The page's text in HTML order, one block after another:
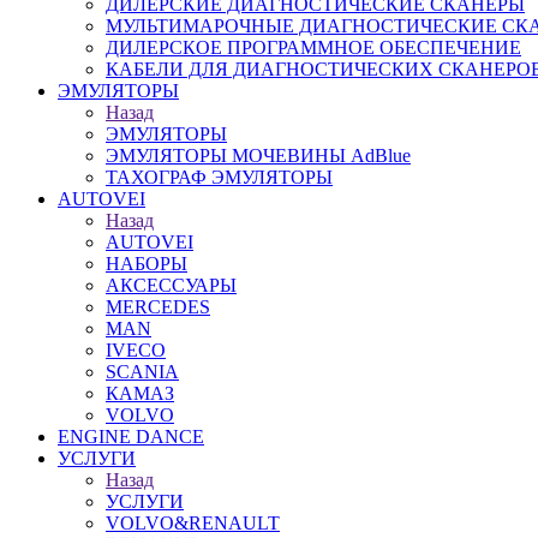
ДИЛЕРСКИЕ ДИАГНОСТИЧЕСКИЕ СКАНЕРЫ
МУЛЬТИМАРОЧНЫЕ ДИАГНОСТИЧЕСКИЕ
ДИЛЕРСКОЕ ПРОГРАММНОЕ ОБЕСПЕЧЕНИЕ
КАБЕЛИ ДЛЯ ДИАГНОСТИЧЕСКИХ
ЭМУЛЯТОРЫ
Назад
ЭМУЛЯТОРЫ
ЭМУЛЯТОРЫ МОЧЕВИНЫ АdBlue
ТАХОГРАФ ЭМУЛЯТОРЫ
AUTOVEI
Назад
AUTOVEI
НАБОРЫ
АКСЕССУАРЫ
MERCEDES
MAN
IVECO
SCANIA
КАМАЗ
VOLVO
ENGINE DANCE
УСЛУГИ
Назад
УСЛУГИ
VOLVO&RENAULT